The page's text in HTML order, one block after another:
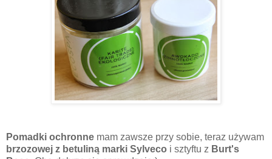
Pomadki ochronne mam zawsze przy sobie, teraz używam
brzozowej z betuliną marki Sylveco i sztyftu z Burt's